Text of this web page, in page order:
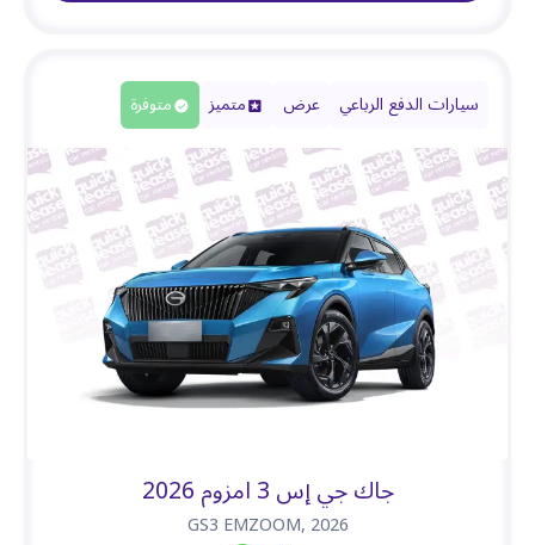
سيارات الدفع الرباعي عرض متميز متوفرة
جاك جي إس 3 امزوم 2026
GS3 EMZOOM,2026